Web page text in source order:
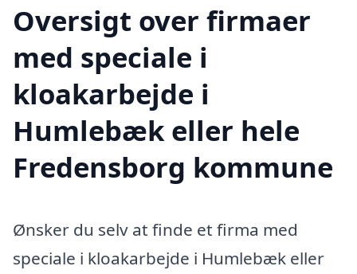
Oversigt over firmaer
med speciale i
kloakarbejde i
Humlebæk eller hele
Fredensborg kommune
Ønsker du selv at finde et firma med
speciale i kloakarbejde i Humlebæk eller